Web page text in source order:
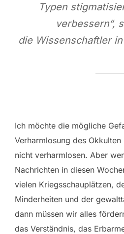
Typen
verbessern“,
die Wissenschaftler
Ich möchte die mögliche
Verharmlosung des
nicht verharmlosen. Aber
Nachrichten in diesen
vielen Kriegsschauplätzen,
Minderheiten und der
dann müssen wir alles
das Verständnis, das